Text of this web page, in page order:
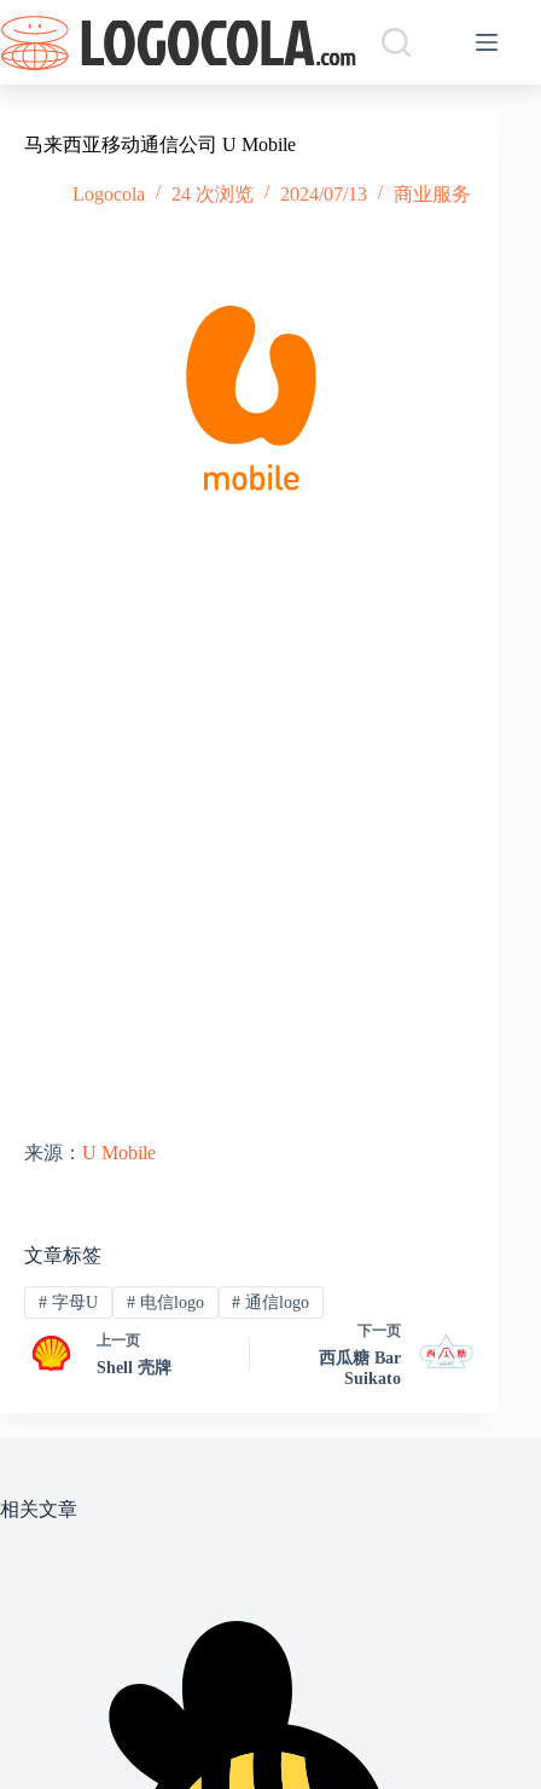
过
内
容
马来西亚移动通信公司 U Mobile
Logocola 24 次浏览 2024/07/13 商业服务
来源： U Mobile
文章标签
#字母U #电信logo # 通信logo
上一页
Shell 壳牌
下一页
西瓜糖 Bar
Suikato
相关文章